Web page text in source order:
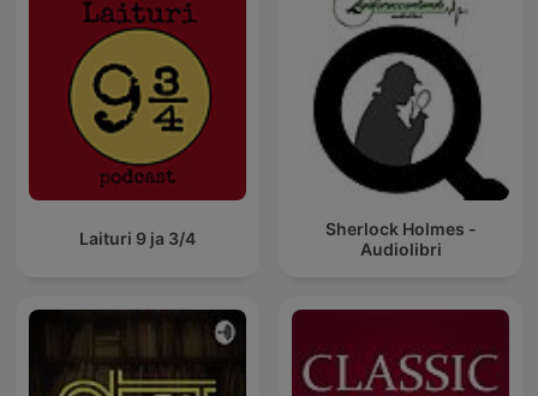
Laituri 9 ja 3/4
Sherlock Holmes -
Audiolibri